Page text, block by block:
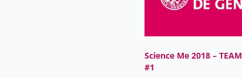
Science Me 2018 – TEAM
#1